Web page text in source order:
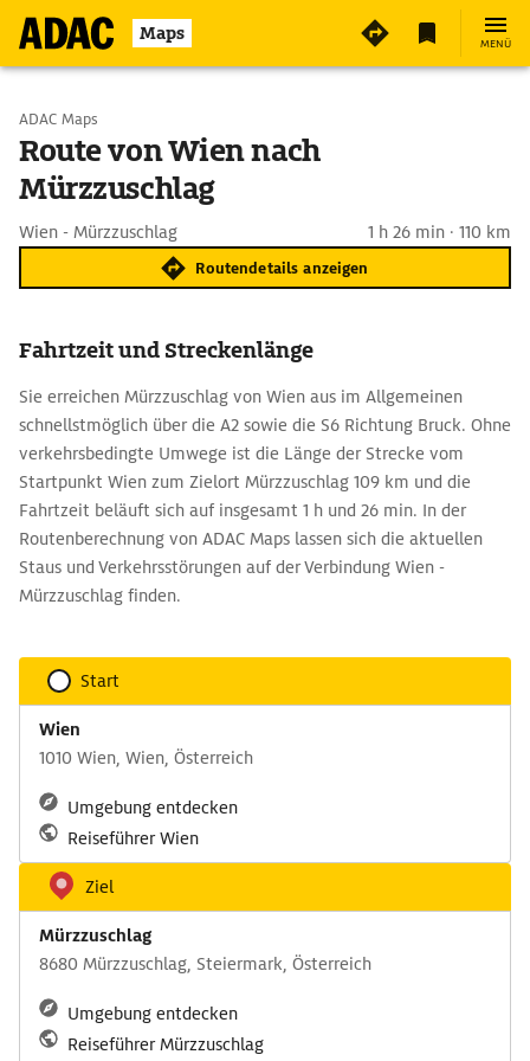
Maps MENÜ
Start wählen
Ziel eingeben
ADAC Maps
Route von Wien nach
Mürzzuschlag
Wien - Mürzzuschlag 1 h 26 min · 110 km
Routendetails anzeigen
Fahrtzeit und Streckenlänge
Sie erreichen Mürzzuschlag von Wien aus im Allgemeinen
schnellstmöglich über die A2 sowie die S6 Richtung Bruck. Ohne
verkehrsbedingte Umwege ist die Länge der Strecke vom
Startpunkt Wien zum Zielort Mürzzuschlag 109 km und die
Fahrtzeit beläuft sich auf insgesamt 1 h und 26 min. In der
Routenberechnung von ADAC Maps lassen sich die aktuellen
Staus und Verkehrsstörungen auf der Verbindung Wien -
Mürzzuschlag finden.
Start
Wien
1010 Wien, Wien, Österreich
Umgebung entdecken
Reiseführer Wien
Ziel
Mürzzuschlag
8680 Mürzzuschlag, Steiermark, Österreich
Umgebung entdecken
Reiseführer Mürzzuschlag